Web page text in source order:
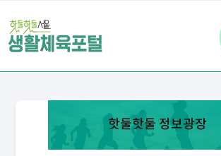
핫둘핫둘 정보광장